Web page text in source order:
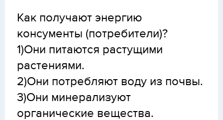
Как получают энергию
консументы (потребители)?
1)Они питаются растущими
растениями.
2)Они потребляют воду из почвы.
3)Они минерализуют
органические вещества.